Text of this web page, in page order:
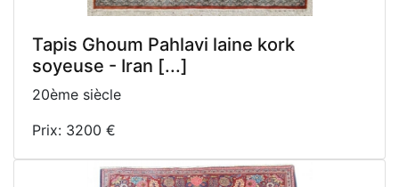
Tapis Ghoum Pahlavi laine kork
soyeuse - Iran [...]
20ème siècle
Prix: 3200 €